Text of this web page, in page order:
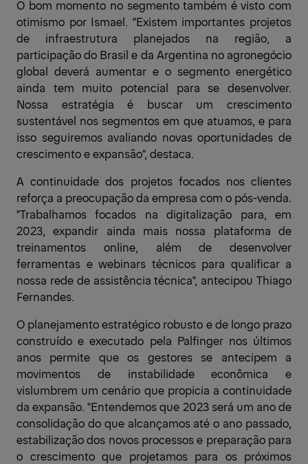
O bom momento no segmento também é visto com
otimismo por Ismael. "Existem importantes projetos
de infraestrutura planejados na região, a
participação do Brasil e da Argentina no agronegócio
global deverá aumentar e o segmento energético
ainda tem muito potencial para se desenvolver.
Nossa estratégia é buscar um crescimento
sustentável nos segmentos em que atuamos, e para
isso seguiremos avaliando novas oportunidades de
crescimento e expansão", destaca.
A continuidade dos projetos focados nos clientes
reforça a preocupação da empresa com o pós-venda.
"Trabalhamos focados na digitalização para, em
2023, expandir ainda mais nossa plataforma de
treinamentos online, além de desenvolver
ferramentas e webinars técnicos para qualificar a
nossa rede de assistência técnica", antecipou Thiago
Fernandes.
O planejamento estratégico robusto e de longo prazo
construído e executado pela Palfinger nos últimos
anos permite que os gestores se antecipem a
movimentos de instabilidade econômica e
vislumbrem um cenário que propicia a continuidade
da expansão. "Entendemos que 2023 será um ano de
consolidação do que alcançamos até o ano passado,
estabilização dos novos processos e preparação para
o crescimento que projetamos para os próximos